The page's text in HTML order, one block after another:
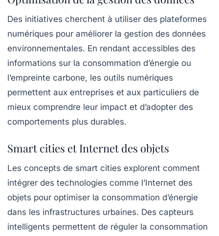
Des initiatives cherchent à utiliser des plateformes
numériques pour améliorer la gestion des données
environnementales. En rendant accessibles des
informations sur la consommation d’énergie ou
l’empreinte carbone, les outils numériques
permettent aux entreprises et aux particuliers de
mieux comprendre leur impact et d’adopter des
comportements plus durables.
Smart cities et Internet des objets
Les concepts de smart cities explorent comment
intégrer des technologies comme l’Internet des
objets pour optimiser la consommation d’énergie
dans les infrastructures urbaines. Des capteurs
intelligents permettent de réguler la consommation